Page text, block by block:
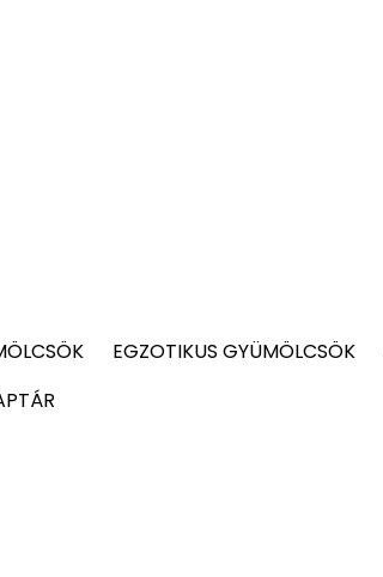
EGZOTIKUS GYÜMÖLCSÖK